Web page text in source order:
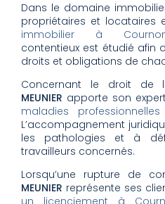
Dans le domaine
propriétaires et locataires
immobilier à Cournon-
contentieux est étudié afin
droits et obligations de
Concernant le droit de
MEUNIER apporte son
maladies
L’accompagnement
les pathologies et à
travailleurs concernés.
Lorsqu’une rupture de
MEUNIER représente ses